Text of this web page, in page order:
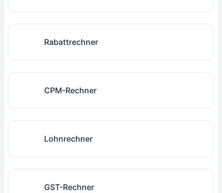
Rabattrechner
CPM-Rechner
Lohnrechner
GST-Rechner